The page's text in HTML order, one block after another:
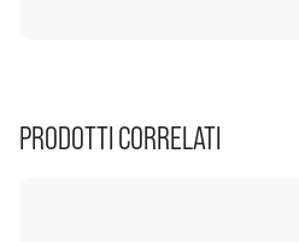
PRODOTTI CORRELATI